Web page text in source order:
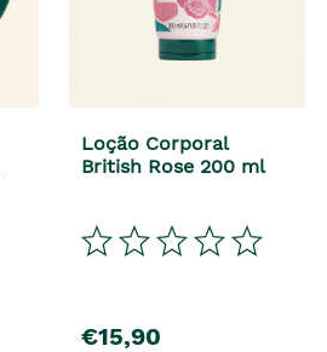
Loção Corporal
British Rose 200 ml
€15,90